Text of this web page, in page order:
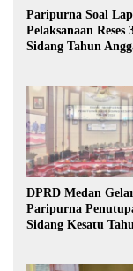
Paripurna Soal
Pelaksanaan Reses
Sidang Tahun
DPRD Medan
Paripurna
Sidang Kesatu